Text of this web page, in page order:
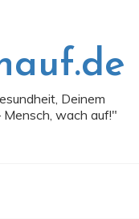
Deinem
wach auf!"